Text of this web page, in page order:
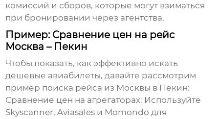
комиссий и сборов, которые могут взиматься
при бронировании через агентства.
Пример: Сравнение цен на рейс
Москва – Пекин
Чтобы показать, как эффективно искать
дешевые авиабилеты, давайте рассмотрим
пример поиска рейса из Москвы в Пекин:
Сравнение цен на агрегаторах: Используйте
Skyscanner, Aviasales и Momondo для